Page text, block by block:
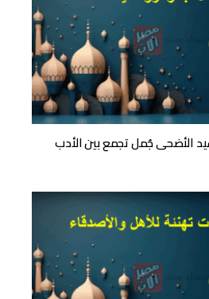
الأضحى جُمل تجمع بين الأدب